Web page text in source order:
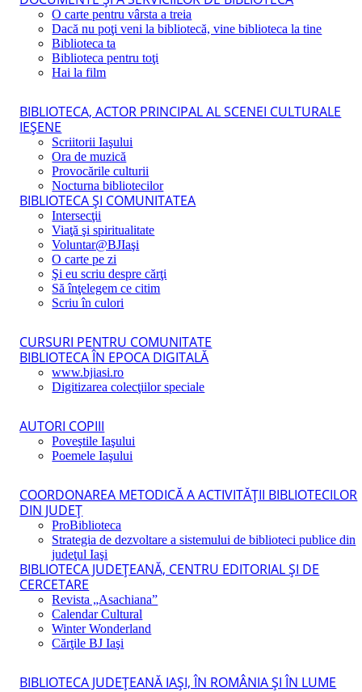
O carte pentru vârsta a treia
Dacă nu poţi veni la bibliotecă, vine biblioteca la tine
Biblioteca ta
Biblioteca pentru toţi
Hai la film
BIBLIOTECA, ACTOR PRINCIPAL AL SCENEI CULTURALE
IEŞENE
Scriitorii Iaşului
Ora de muzică
Provocările culturii
Nocturna bibliotecilor
BIBLIOTECA ŞI COMUNITATEA
Intersecţii
Viaţă şi spiritualitate
Voluntar@BJIaşi
O carte pe zi
Şi eu scriu despre cărţi
Să înţelegem ce citim
Scriu în culori
CURSURI PENTRU COMUNITATE
BIBLIOTECA ÎN EPOCA DIGITALĂ
www.bjiasi.ro
Digitizarea colecţiilor speciale
AUTORI COPIII
Poveştile Iaşului
Poemele Iaşului
COORDONAREA METODICĂ A ACTIVITĂŢII BIBLIOTECILOR
DIN JUDEŢ
ProBiblioteca
Strategia de dezvoltare a sistemului de biblioteci publice din
judeţul Iaşi
BIBLIOTECA JUDEŢEANĂ, CENTRU EDITORIAL ŞI DE
CERCETARE
Revista „Asachiana”
Calendar Cultural
Winter Wonderland
Cărţile BJ Iaşi
BIBLIOTECA JUDEŢEANĂ IAŞI, ÎN ROMÂNIA ŞI ÎN LUME